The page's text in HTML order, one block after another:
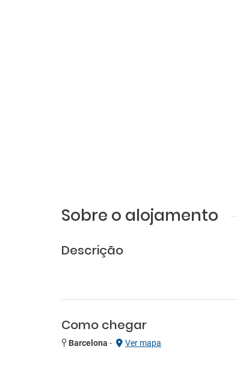
Sobre o alojamento
Descrição
Como chegar
Barcelona - Ver mapa